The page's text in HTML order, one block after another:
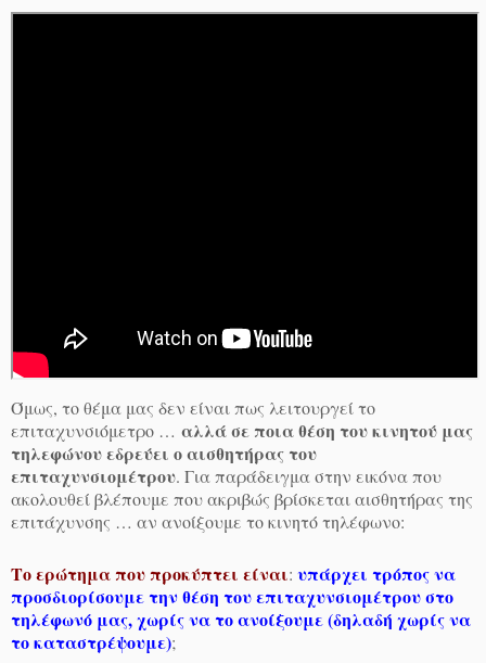
Όμως, το θέμα μας δεν είναι πως λειτουργεί το
επιταχυνσιόμετρο … αλλά σε ποια θέση του κινητού μας
τηλεφώνου εδρεύει ο αισθητήρας του
επιταχυνσιομέτρου. Για παράδειγμα στην εικόνα που
ακολουθεί βλέπουμε που ακριβώς βρίσκεται αισθητήρας της
επιτάχυνσης … αν ανοίξουμε το κινητό τηλέφωνο:
Το ερώτημα που προκύπτει είναι: υπάρχει τρόπος να
προσδιορίσουμε την θέση του επιταχυνσιομέτρου στο
τηλέφωνό μας, χωρίς να το ανοίξουμε (δηλαδή χωρίς να
το καταστρέψουμε);